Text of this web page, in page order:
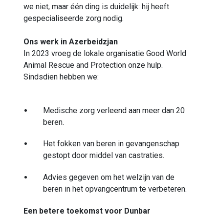
we niet, maar één ding is duidelijk: hij heeft
gespecialiseerde zorg nodig.
Ons werk in Azerbeidzjan
In 2023 vroeg de lokale organisatie Good World
Animal Rescue and Protection onze hulp.
Sindsdien hebben we:
Medische zorg verleend aan meer dan 20
beren.
Het fokken van beren in gevangenschap
gestopt door middel van castraties.
Advies gegeven om het welzijn van de
beren in het opvangcentrum te verbeteren.
Een betere toekomst voor Dunbar